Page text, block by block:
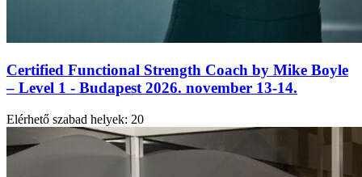
Certified Functional Strength Coach by Mike Boyle
– Level 1 - Budapest 2026. november 13-14.
Elérhető szabad helyek: 20